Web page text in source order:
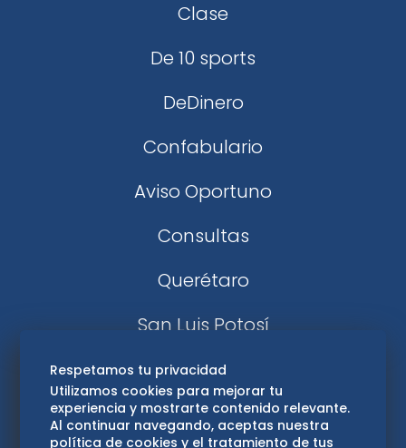
Clase
De 10 sports
DeDinero
Confabulario
Aviso Oportuno
Consultas
Querétaro
San Luis Potosí
Edomex
Consultas
Respetamos tu privacidad
Utilizamos cookies para mejorar tu
experiencia y mostrarte contenido relevante.
Al continuar navegando, aceptas nuestra
política de cookies y el tratamiento de tus